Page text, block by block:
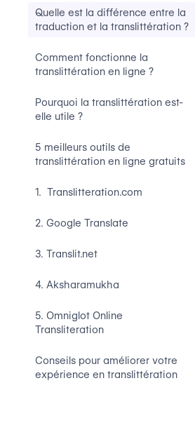
Quelle est la différence entre la
traduction et la translittération ?
Comment fonctionne la
translittération en ligne ?
Pourquoi la translittération est-
elle utile ?
5 meilleurs outils de
translittération en ligne gratuits
1. Translitteration.com
2. Google Translate
3. Translit.net
4. Aksharamukha
5. Omniglot Online
Transliteration
Conseils pour améliorer votre
expérience en translittération